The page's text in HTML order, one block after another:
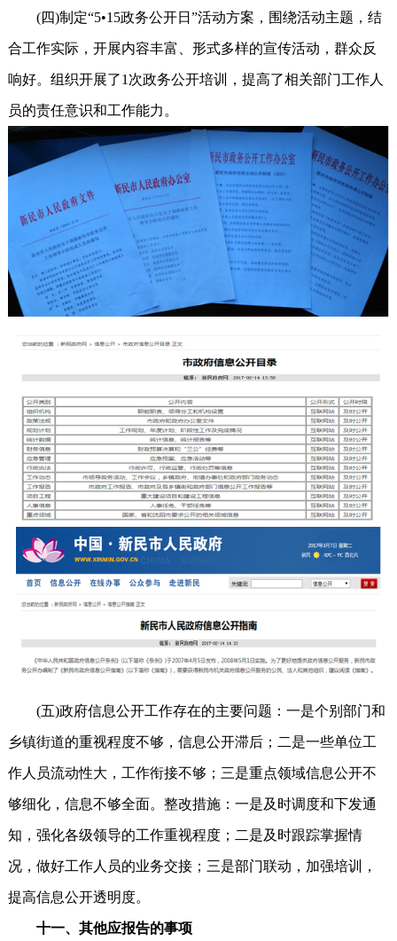
(四)制定“5•15政务公开日”活动方案，围绕活动主题，结
合工作实际，开展内容丰富、形式多样的宣传活动，群众反
响好。组织开展了1次政务公开培训，提高了相关部门工作人
员的责任意识和工作能力。
(五)政府信息公开工作存在的主要问题：一是个别部门和
乡镇街道的重视程度不够，信息公开滞后；二是一些单位工
作人员流动性大，工作衔接不够；三是重点领域信息公开不
够细化，信息不够全面。整改措施：一是及时调度和下发通
知，强化各级领导的工作重视程度；二是及时跟踪掌握情
况，做好工作人员的业务交接；三是部门联动，加强培训，
提高信息公开透明度。
十一、其他应报告的事项